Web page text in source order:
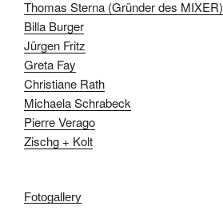
Thomas Sterna (Gründer des MIXER)
Billa Burger
Jürgen Fritz
Greta Fay
Christiane Rath
Michaela Schrabeck
Pierre Verago
Zischg + Kolt
Fotogallery